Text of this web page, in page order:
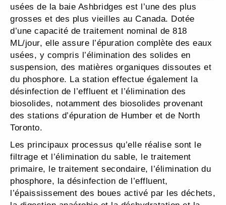
usées de la baie Ashbridges est l’une des plus
grosses et des plus vieilles au Canada. Dotée
d’une capacité de traitement nominal de 818
ML/jour, elle assure l’épuration complète des eaux
usées, y compris l’élimination des solides en
suspension, des matières organiques dissoutes et
du phosphore. La station effectue également la
désinfection de l’effluent et l’élimination des
biosolides, notamment des biosolides provenant
des stations d’épuration de Humber et de North
Toronto.
Les principaux processus qu’elle réalise sont le
filtrage et l’élimination du sable, le traitement
primaire, le traitement secondaire, l’élimination du
phosphore, la désinfection de l’effluent,
l’épaississement des boues activé par les déchets,